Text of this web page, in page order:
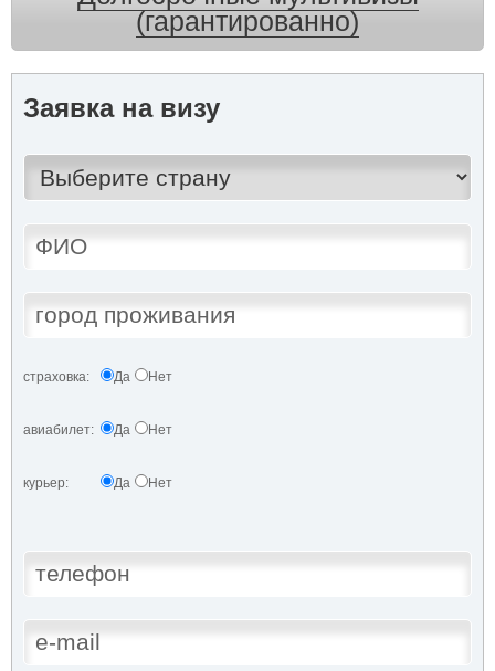
(гарантированно)
Заявка на визу
страховка: Да Нет
авиабилет: Да Нет
курьер: Да Нет